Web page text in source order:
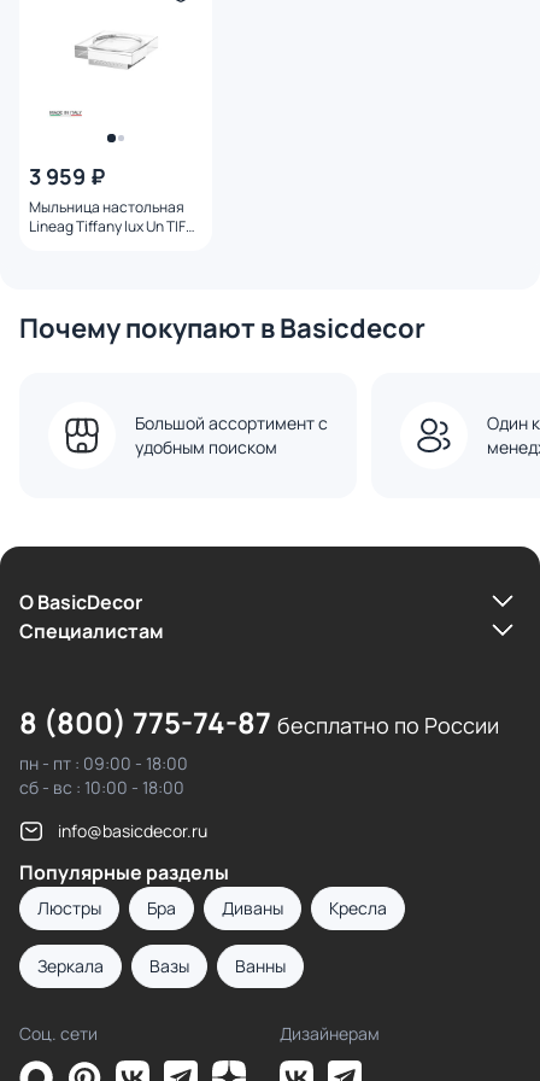
3 959 ₽
Мыльница настольная
Lineag Tiffany lux Un TIF
Почему покупают в Basicdecor
Большой ассортимент с
удобным поиском
Один
О BasicDecor
Cпециалистам
8 (800) 775-74-87 бесплатно по России
пн - пт : 09:00 - 18:00
сб - вс : 10:00 - 18:00
info@basicdecor.ru
Популярные разделы
Люстры Бра Диваны Кресла
Зеркала Вазы Ванны
Соц. сети Дизайнерам